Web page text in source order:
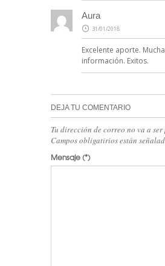
Aura
31/01/2018
Excelente aporte.
información. Exitos.
DEJA TU COMENTARIO
Tu dirección de correo no va a
Campos obligatirios están
Mensaje(*)